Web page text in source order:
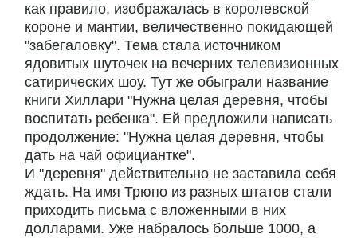
как правило, изображалась в королевской
короне и мантии, величественно покидающей
"забегаловку". Тема стала источником
ядовитых шуточек на вечерних телевизионных
сатирических шоу. Тут же обыграли название
книги Хиллари "Нужна целая деревня, чтобы
воспитать ребенка". Ей предложили написать
продолжение: "Нужна целая деревня, чтобы
дать на чай официантке".
И "деревня" действительно не заставила себя
ждать. На имя Трюпо из разных штатов стали
приходить письма с вложенными в них
долларами. Уже набралось больше 1000, а